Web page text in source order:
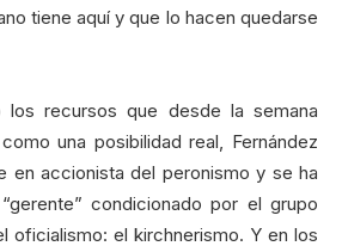
tiene aquí y que lo hacen quedarse
recursos que desde la semana
una posibilidad real, Fernández
en accionista del peronismo y se ha
condicionado por el grupo
oficialismo: el kirchnerismo. Y en los